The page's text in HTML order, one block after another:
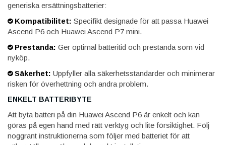
generiska ersättningsbatterier:
Kompatibilitet: Specifikt designade för att passa Huawei
Ascend P6 och Huawei Ascend P7 mini.
Prestanda: Ger optimal batteritid och prestanda som vid
nyköp.
Säkerhet: Uppfyller alla säkerhetsstandarder och minimerar
risken för överhettning och andra problem.
ENKELT BATTERIBYTE
Att byta batteri på din Huawei Ascend P6 är enkelt och kan
göras på egen hand med rätt verktyg och lite försiktighet. Följ
noggrant instruktionerna som följer med batteriet för att